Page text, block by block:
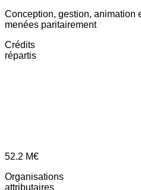
Conception, gestion, animation
menées paritairement
Crédits
répartis
52.2 M€
Organisations
attributaires